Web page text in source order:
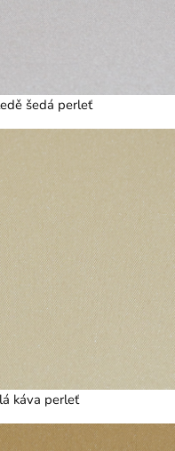
šedá perleť
káva perleť